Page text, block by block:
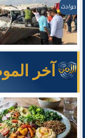
حوادث
آخر